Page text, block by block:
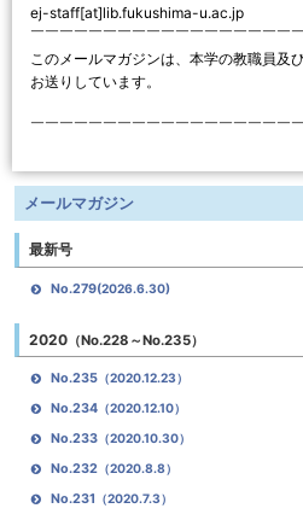
ej-staff[at]lib.fukushima-u.ac.jp
￣￣￣￣￣￣￣￣￣￣￣￣￣￣￣￣￣￣
このメールマガジンは、本学の教職員及
お送りしています。
￣￣￣￣￣￣￣￣￣￣￣￣￣￣￣￣￣￣
メールマガジン
最新号
No.279(2026.6.30)
2020（No.228～No.235）
No.235（2020.12.23）
No.234（2020.12.10）
No.233（2020.10.30）
No.232 （2020.8.8）
No.231 （2020.7.3）